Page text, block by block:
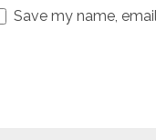
Save my name,